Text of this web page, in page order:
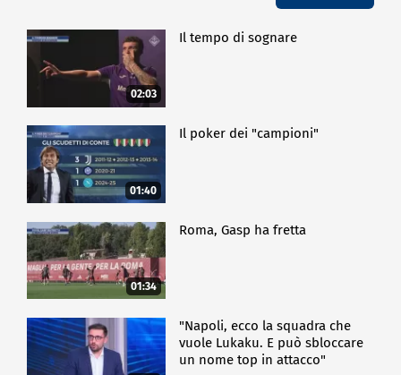
02:03
Il tempo di sognare
01:40
Il poker dei "campioni"
01:34
Roma, Gasp ha fretta
"Napoli, ecco la squadra che
vuole Lukaku. E può sbloccare
un nome top in attacco"